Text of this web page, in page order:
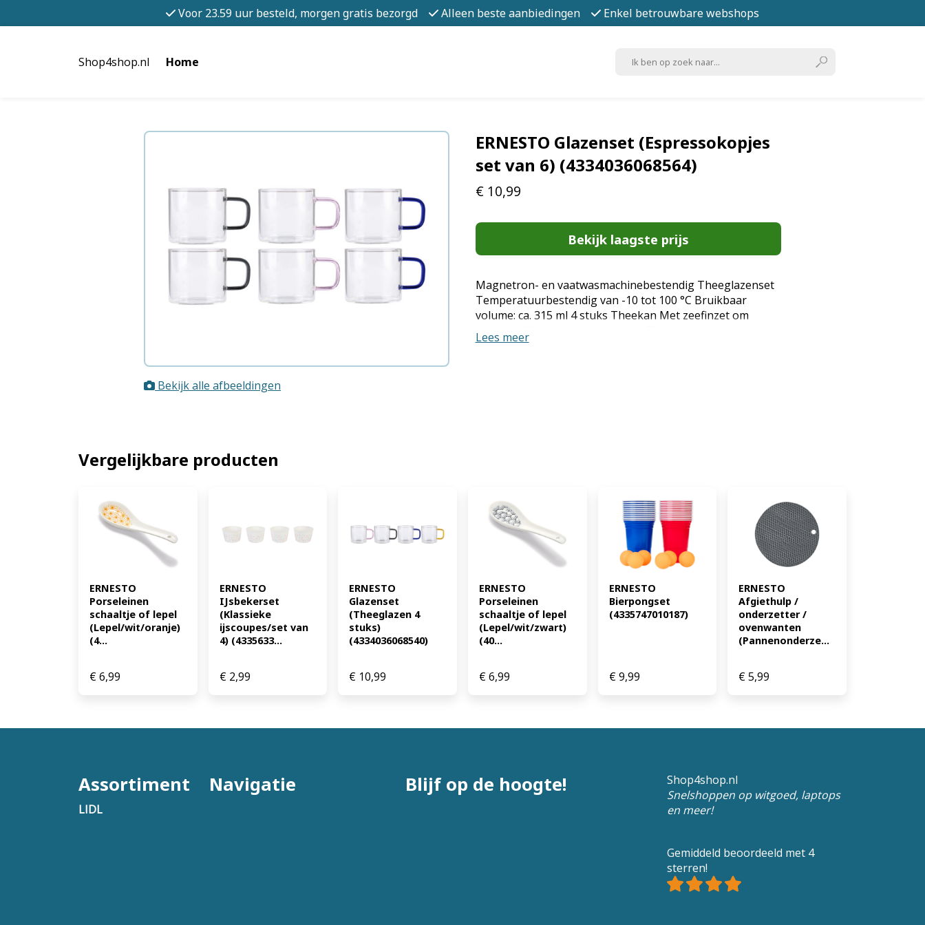
Voor 23.59 uur besteld, morgen gratis bezorgd Alleen beste aanbiedingen Enkel betrouwbare webshops
Shop4shop.nl Home
Bekijk alle afbeeldingen
ERNESTO Glazenset (Espressokopjes
set van 6) (4334036068564)
€ 10,99
Bekijk laagste prijs
Magnetron- en vaatwasmachinebestendig Theeglazenset
Temperatuurbestendig van -10 tot 100 °C Bruikbaar
volume: ca. 315 ml 4 stuks Theekan Met zeefinzet om
gemakkelijk losse thee te zetten Giet er losse thee in, giet
er heet water op, laten trekken en genieten Hittebestendig
Theeglazenset: ca. 145 g Theepot: ca. 620 g
Esperessoglazenset: ca. 50 g Cappuccinoglazenset: ca. 190
g Opmerkingen Borosilicaatglas verdraagt hoge
temperatuurschommelingen, zonder te barsten. Het is
krasbestendig, hoogglanzend en zeer licht. Glas is (EAN:
Lees meer
Vergelijkbare producten
ERNESTO
Porseleinen
schaaltje of lepel
(Lepel/wit/oranje)
(4...
€6,99
ERNESTO
IJsbekerset
(Klassieke
ijscoupes/set van
4) (4335633...
€2,99
ERNESTO
Glazenset
(Theeglazen 4
stuks)
(4334036068540)
€ 10,99
ERNESTO
Porseleinen
schaaltje of lepel
(Lepel/wit/zwart)
(40...
€6,99
ERNESTO
Bierpongset
(4335747010187)
€9,99
ERNESTO
Afgiethulp /
onderzetter /
ovenwanten
(Pannenonderze...
€5,99
Assortiment
LIDL
Navigatie Blijf op de hoogte!
Shop4shop.nl
Snelshoppen op witgoed, laptops
en meer!
Gemiddeld beoordeeld met 4
sterren!